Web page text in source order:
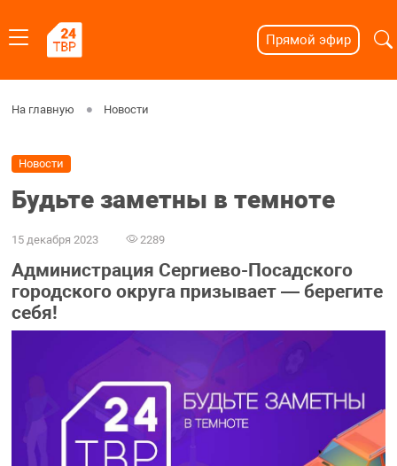
Прямой эфир
На главную Новости
Новости
Будьте заметны в темноте
15 декабря 2023 2289
Администрация Сергиево-Посадского
городского округа призывает — берегите
себя!